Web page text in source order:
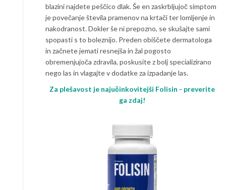
blazini najdete peščico dlak. Še en zaskrbljujoč simptom
je povečanje števila pramenov na krtači ter lomljenje in
nakodranost. Dokler še ni prepozno, se skušajte sami
spopasti s to boleznijo. Preden obiščete dermatologa
in začnete jemati resnejša in žal pogosto
obremenjujoča zdravila, poskusite z bolj specializirano
nego las in vlagajte v dodatke za izpadanje las.
Za plešavost je najučinkovitejši Folisin - preverite
ga zdaj!